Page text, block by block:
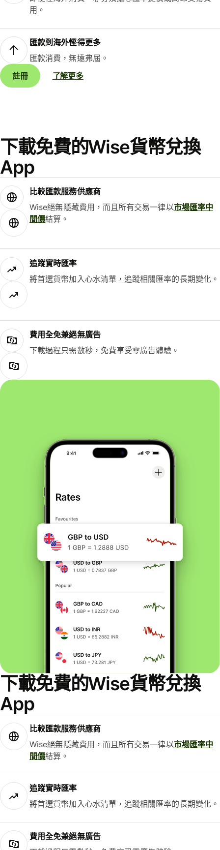
用。
匯款到海外慳得更多
匯款消費，無遠弗屆。
註冊
了解更多
下載免費的Wise貨幣兌換
App
比較匯款服務供應商
Wise絕無隱藏費用，而且所有交易一律以市場匯率中
間價結算。
追蹤實時匯率
將首選貨幣加入心水清單，追蹤相關匯率的長期變化。
費用全免兼絕無廣告
下載過程只需數秒，免費享受零廣告體驗。
下載免費的Wise貨幣兌換
App
比較匯款服務供應商
Wise絕無隱藏費用，而且所有交易一律以市場匯率中
間價結算。
追蹤實時匯率
將首選貨幣加入心水清單，追蹤相關匯率的長期變化。
費用全免兼絕無廣告